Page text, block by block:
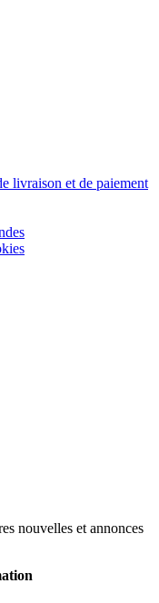
livraison et de paiement
nouvelles et annonces